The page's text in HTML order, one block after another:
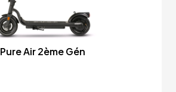
Pure Air 2ème Gén